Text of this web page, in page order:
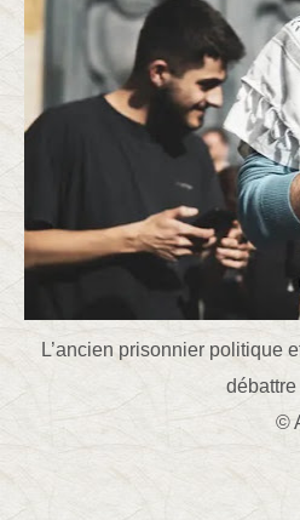
L’ancien prisonnier politique
©